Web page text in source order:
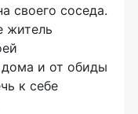
своего соседа.
житель
дома и от обиды
к себе